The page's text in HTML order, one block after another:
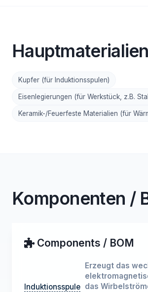
Hauptmaterialien
Kupfer (für Induktionsspulen)
Eisenlegierungen (für Werkstück, z.B.
Keramik-/Feuerfeste Materialien (für
Komponenten /
Components / BOM
Induktionsspule
Erzeugt das
das